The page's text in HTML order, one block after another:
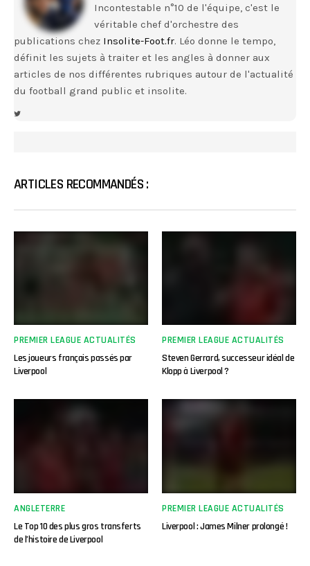
Incontestable n°10 de l'équipe, c'est le
véritable chef d'orchestre des
publications chez Insolite-Foot.fr. Léo donne le tempo,
définit les sujets à traiter et les angles à donner aux
articles de nos différentes rubriques autour de l'actualité
du football grand public et insolite.
ARTICLES RECOMMANDÉS :
PREMIER LEAGUE ACTUALITÉS
Les joueurs français passés par
Liverpool
PREMIER LEAGUE ACTUALITÉS
Steven Gerrard, successeur idéal de
Klopp à Liverpool ?
ANGLETERRE
Le Top 10 des plus gros transferts
de l’histoire de Liverpool
PREMIER LEAGUE ACTUALITÉS
Liverpool : James Milner prolongé !